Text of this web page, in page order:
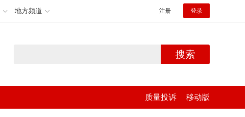
地方频道 注册 登录
搜索
质量投诉 移动版